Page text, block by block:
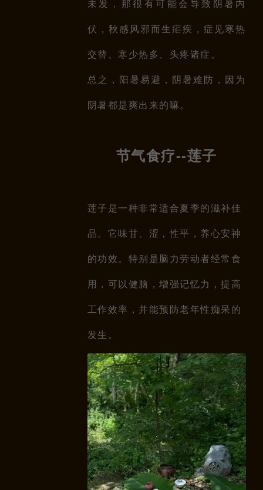
未发，那很有可能会导致阴暑内
伏，秋感风邪而生疟疾，症见寒热
交替、寒少热多、头疼诸症。
总之，阳暑易避，阴暑难防，因为
阴暑都是爽出来的嘛。
节气食疗--莲子
莲子是一种非常适合夏季的滋补佳
品。它味甘、涩，性平，养心安神
的功效。特别是脑力劳动者经常食
用，可以健脑，增强记忆力，提高
工作效率，并能预防老年性痴呆的
发生。